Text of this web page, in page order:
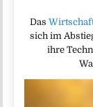
Das
sich im
ihre